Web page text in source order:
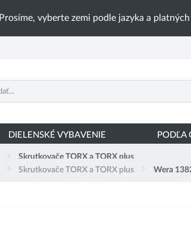
Prosíme, vyberte zemi podle jazyka a
DIELENSKÉ VYBAVENIE PODĽA
Skrutkovače TORX a TORX plus
Skrutkovače TORX a TORX plus Wera